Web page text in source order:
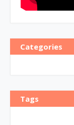
Categories
Tags